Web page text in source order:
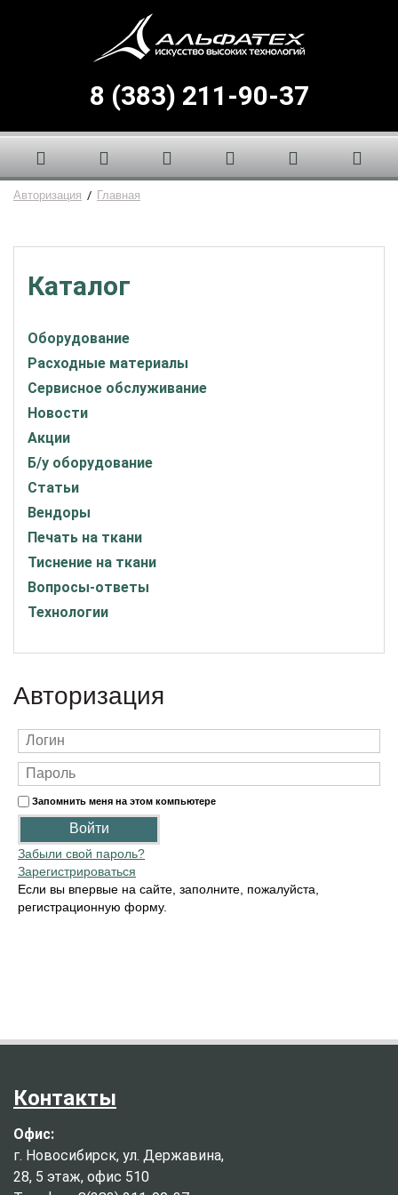
8 (383) 211-90-37
Авторизация / Главная
Каталог
Оборудование
Расходные материалы
Сервисное обслуживание
Новости
Акции
Б/у оборудование
Статьи
Вендоры
Печать на ткани
Тиснение на ткани
Вопросы-ответы
Технологии
Авторизация
Запомнить меня на этом компьютере
Забыли свой пароль?
Зарегистрироваться
Если вы впервые на сайте, заполните, пожалуйста,
регистрационную форму.
Контакты
Офис:
г. Новосибирск, ул. Державина,
28, 5 этаж, офис 510